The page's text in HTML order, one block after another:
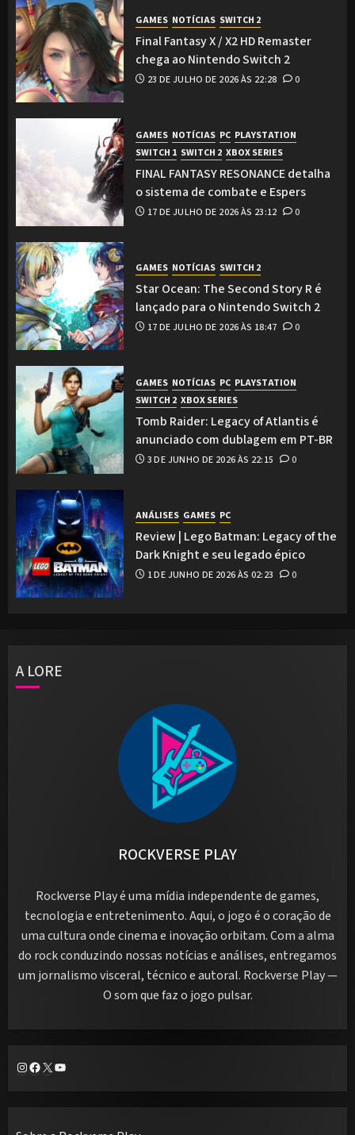
GAMES NOTÍCIAS SWITCH 2
Final Fantasy X / X2 HD Remaster
chega ao Nintendo Switch 2
23 DE JULHO DE 2026 ÀS 22:28 0
GAMES NOTÍCIAS PC PLAYSTATION
SWITCH 1 SWITCH 2 XBOX SERIES
FINAL FANTASY RESONANCE detalha
o sistema de combate e Espers
17 DE JULHO DE 2026 ÀS 23:12 0
GAMES NOTÍCIAS SWITCH 2
Star Ocean: The Second Story R é
lançado para o Nintendo Switch 2
17 DE JULHO DE 2026 ÀS 18:47 0
GAMES NOTÍCIAS PC PLAYSTATION
SWITCH 2 XBOX SERIES
Tomb Raider: Legacy of Atlantis é
anunciado com dublagem em PT-BR
3 DE JUNHO DE 2026 ÀS 22:15 0
ANÁLISES GAMES PC
Review | Lego Batman: Legacy of the
Dark Knight e seu legado épico
1 DE JUNHO DE 2026 ÀS 02:23 0
A LORE
ROCKVERSE PLAY
Rockverse Play é uma mídia independente de games,
tecnologia e entretenimento. Aqui, o jogo é o coração de
uma cultura onde cinema e inovação orbitam. Com a alma
do rock conduzindo nossas notícias e análises, entregamos
um jornalismo visceral, técnico e autoral. Rockverse Play —
O som que faz o jogo pulsar.
Instagram
Facebook
X Youtube